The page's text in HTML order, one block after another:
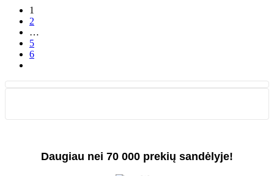
1
2
…
5
6
Daugiau nei 70 000 prekių sandėlyje!